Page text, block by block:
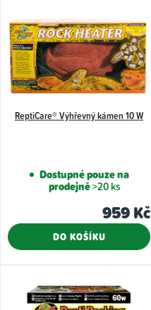
ý
p
i
s
p
t
ů
ReptiCare® Výhřevný kámen 10 W
Dostupné pouze na
prodejně>20 ks
959 Kč
DO KOŠÍKU